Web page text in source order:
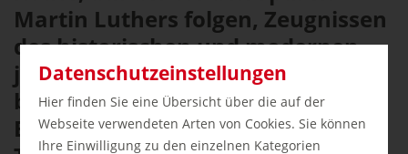
Datenschutzeinstellungen
Hier finden Sie eine Übersicht über die auf der
Webseite verwendeten Arten von Cookies. Sie können
Ihre Einwilligung zu den einzelnen Kategorien
Martin Luthers folgen, Zeugnissen
des historischen und modernen
jüdischen Lebens in Deutschland
begegnen und die Herrnhuter
Brüdergemeine kennen lernen.